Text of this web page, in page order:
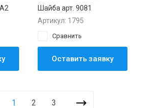
Шайба арт. 9081
Артикул: 1795
Сравнить
Оставить заявку
1 2 3